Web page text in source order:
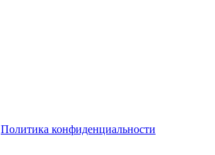
Политика конфиденциальности